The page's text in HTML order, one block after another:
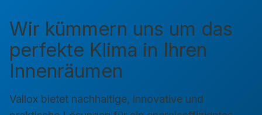
Wir kümmern uns um das
perfekte Klima in Ihren
Innenräumen
Vallox bietet nachhaltige, innovative und